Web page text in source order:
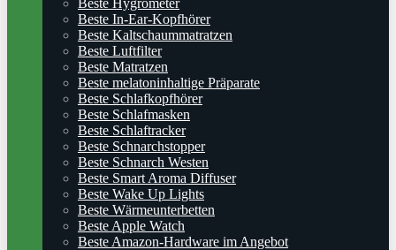
Beste Hygrometer
Beste In-Ear-Kopfhörer
Beste Kaltschaummatratzen
Beste Luftfilter
Beste Matratzen
Beste melatoninhaltige Präparate
Beste Schlafkopfhörer
Beste Schlafmasken
Beste Schlaftracker
Beste Schnarchstopper
Beste Schnarch Westen
Beste Smart Aroma Diffuser
Beste Wake Up Lights
Beste Wärmeunterbetten
Beste Apple Watch
Beste Amazon-Hardware im Angebot